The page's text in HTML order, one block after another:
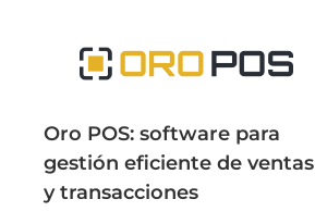
Oro POS: software para
gestión eficiente de ventas
y transacciones